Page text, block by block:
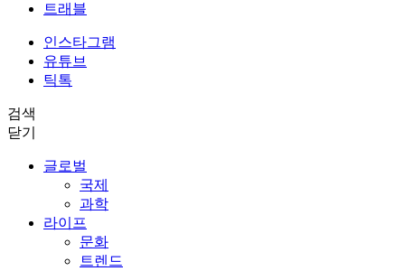
트래블
인스타그램
유튜브
틱톡
검색
닫기
글로벌
국제
과학
라이프
문화
트렌드